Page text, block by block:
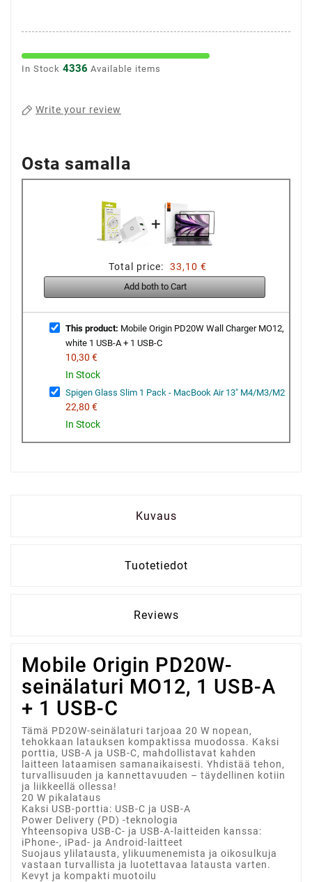
In Stock 4336 Available items
Write your review
Osta samalla
+
Total price: 33,10 €
Add both to Cart
This product: Mobile Origin PD20W Wall Charger MO12,
white 1 USB-A + 1 USB-C
10,30 €
In Stock
Spigen Glass Slim 1 Pack - MacBook Air 13" M4/M3/M2
22,80 €
In Stock
Kuvaus
Tuotetiedot
Reviews
Mobile Origin PD20W-
seinälaturi MO12, 1 USB-A
+ 1 USB-C
Tämä PD20W-seinälaturi tarjoaa 20 W nopean,
tehokkaan latauksen kompaktissa muodossa. Kaksi
porttia, USB-A ja USB-C, mahdollistavat kahden
laitteen lataamisen samanaikaisesti. Yhdistää tehon,
turvallisuuden ja kannettavuuden – täydellinen kotiin
ja liikkeellä ollessa!
20 W pikalataus
Kaksi USB-porttia: USB-C ja USB-A
Power Delivery (PD) -teknologia
Yhteensopiva USB-C- ja USB-A-laitteiden kanssa:
iPhone-, iPad- ja Android-laitteet
Suojaus ylilatausta, ylikuumenemista ja oikosulkuja
vastaan turvallista ja luotettavaa latausta varten.
Kevyt ja kompakti muotoilu